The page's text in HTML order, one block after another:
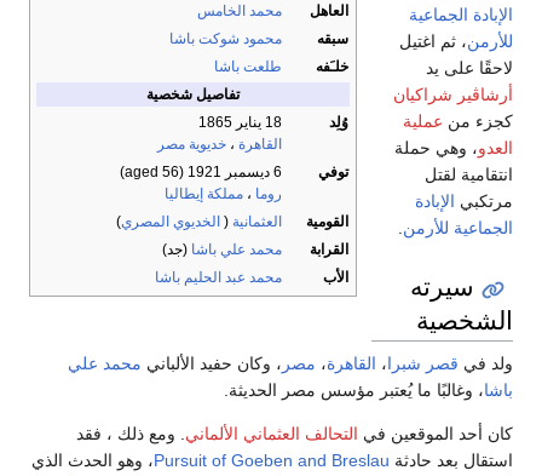
العاهل
محمد الخامس
سبقه
محمود شوكت باشا
خلـَفه
طلعت باشا
تفاصيل شخصية
وُلِد
18 يناير 1865
القاهرة ، خديوية مصر
توفي
6 ديسمبر 1921
(aged 56)
روما ، مملكة إيطاليا
القومية
العثمانية ( الخديوي المصري)
القرابة
محمد علي باشا (جد)
الأب
محمد عبد الحليم باشا
الإبادة الجماعية
للأرمن، ثم اغتيل
لاحقًا على يد
أرشاڤير شراكيان
كجزء من عملية
العدو، وهي حملة
انتقامية لقتل
مرتكبي الإبادة
الجماعية للأرمن
سيرته
الشخصية
ولد في قصر شبرا، القاهرة، مصر ، وكان حفيد الألباني محمد علي
باشا، وغالبًا ما يُعتبر مؤسس مصر الحديثة.
كان أحد الموقعين في التحالف العثماني الألماني. ومع ذلك ، فقد
استقال بعد حادثة Pursuit of Goeben and Breslau، وهو الحدث الذي